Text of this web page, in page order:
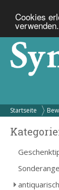
Cookies
verwenden.
Startseite